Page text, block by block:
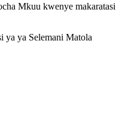
Mkuu kwenye makaratasi
ya ya Selemani Matola